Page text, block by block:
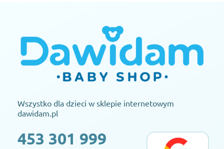
Wszystko dla dzieci w sklepie internetowym
dawidam.pl
453 301 999